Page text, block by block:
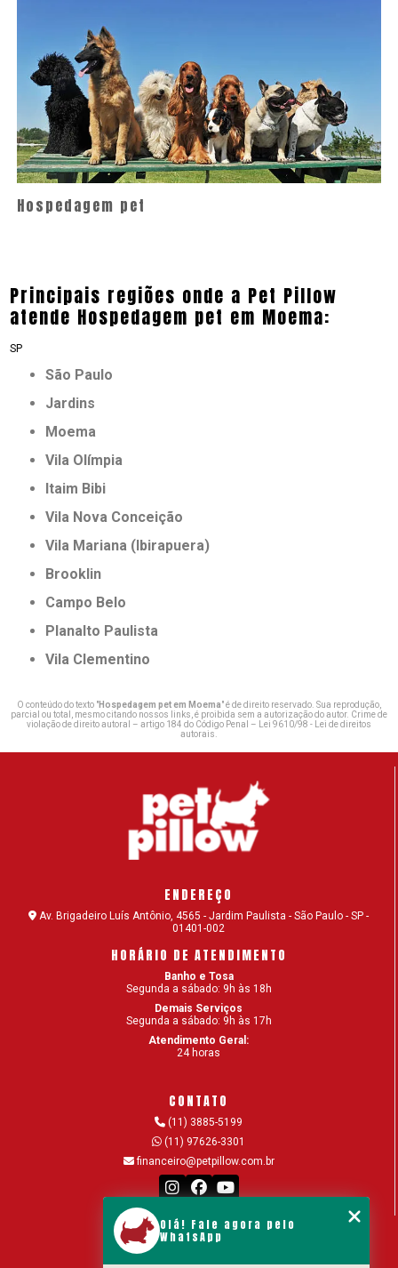
Hospedagem pet
Principais regiões onde a Pet Pillow
atende Hospedagem pet em Moema:
SP
São Paulo
Jardins
Moema
Vila Olímpia
Itaim Bibi
Vila Nova Conceição
Vila Mariana (Ibirapuera)
Brooklin
Campo Belo
Planalto Paulista
Vila Clementino
O conteúdo do texto "Hospedagem pet em Moema" é de direito reservado. Sua reprodução,
parcial ou total, mesmo citando nossos links, é proibida sem a autorização do autor. Crime de
violação de direito autoral – artigo 184 do Código Penal – Lei 9610/98 - Lei de direitos
autorais.
ENDEREÇO
Av. Brigadeiro Luís Antônio, 4565 - Jardim Paulista - São Paulo - SP -
01401-002
HORÁRIO DE ATENDIMENTO
Banho e Tosa
Segunda a sábado: 9h às 18h
Demais Serviços
Segunda a sábado: 9h às 17h
Atendimento Geral:
24 horas
CONTATO
(11) 3885-5199
(11) 97626-3301
financeiro@petpillow.com.br
MENU
Olá! Fale agora pelo
WhatsApp